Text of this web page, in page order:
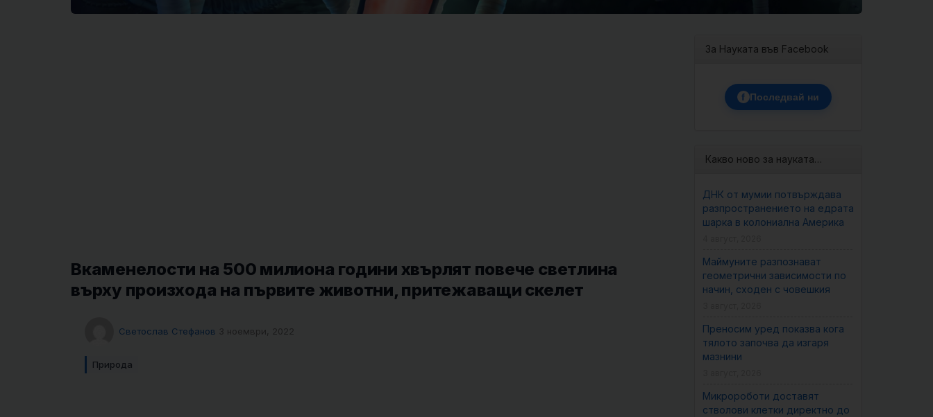
Вкаменелости на 500 милиона години хвърлят повече светлина
върху произхода на първите животни, притежаващи скелет
Светослав Стефанов 3 ноември, 2022
Природа
За Науката във Facebook
f Последвай ни
Какво ново за науката…
ДНК от мумии потвърждава
разпространението на едрата
шарка в колониална Америка
Маймуните разпознават
геометрични зависимости по
начин, сходен с човешкия
Преносим уред показва кога
тялото започва да изгаря
мазнини
Микророботи доставят
стволови клетки директно до